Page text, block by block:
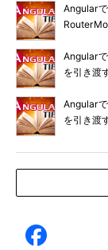
Angular
Angular
を引き渡
Angular
を引き渡